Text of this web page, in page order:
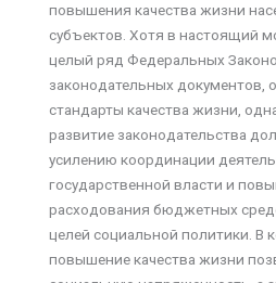
повышения качества жизни
субъектов. Хотя в настоящий
целый ряд Федеральных
законодательных документов,
стандарты качества жизни,
развитие законодательства
усилению координации
государственной власти и
расходования бюджетных
целей социальной политики. В
повышение качества жизни